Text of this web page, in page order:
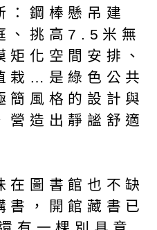
：鋼棒懸吊建
、挑高7.5米無
矩化空間安排、
栽…是綠色公共
簡風格的設計與
營造出靜謐舒適
在圖書館也不缺
書，開館藏書已